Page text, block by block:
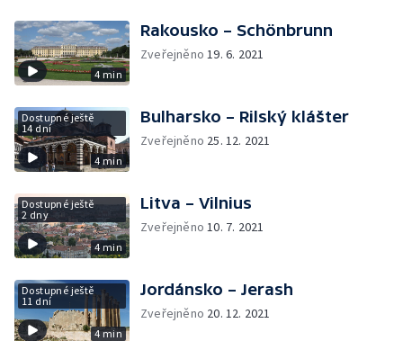
4 min
Rakousko – Schönbrunn
Zveřejněno19. 6. 2021
Dostupné ještě
14 dní
4 min
Bulharsko – Rilský klášter
Zveřejněno 25. 12. 2021
Dostupné ještě
2 dny
4 min
Litva – Vilnius
Zveřejněno10. 7. 2021
Dostupné ještě
11 dní
4 min
Jordánsko – Jerash
Zveřejněno 20. 12. 2021